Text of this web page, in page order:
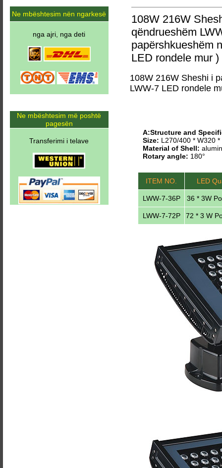
108W 216W
qëndrueshëm
papërshkueshëm
LED rondele mur )
108W 216W Sheshi i
LWW-7 LED rondele
A:Structure and
Size: L270/400 * W320
Material of Shell:
Rotary angle: 180°
ITEM NO. LED
LWW-7-36P 36 * 3W
LWW-7-72P 72 * 3 W
Ne mbështesim nën ngarkesë
nga ajri, nga deti
Ne mbështesim më poshtë
pagesën
Transferimi i telave